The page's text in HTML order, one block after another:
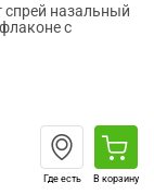
назальный
с
Где есть В корзину